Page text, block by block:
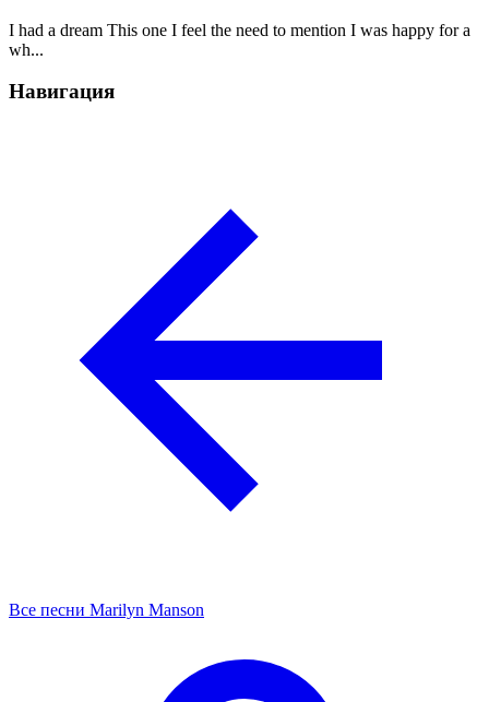
I had a dream This one I feel the need to mention I was happy for a
wh...
Навигация
Все песни Marilyn Manson